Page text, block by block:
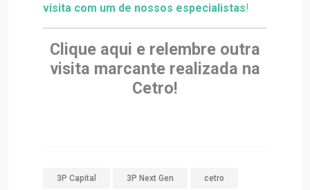
visita com um de nossos especialistas!
Clique aqui e relembre outra
visita marcante realizada na
Cetro!
3P Capital 3P Next Gen cetro